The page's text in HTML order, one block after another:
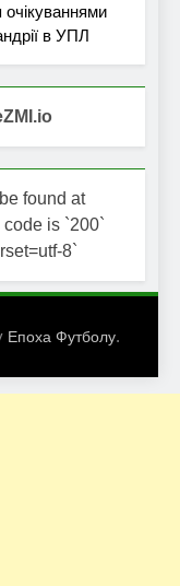
в УПЛ
found at
code is `200`
8`
Епоха Футболу.